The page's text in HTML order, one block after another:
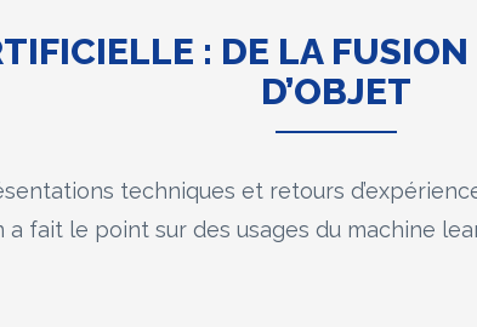
: DE LA
D’OBJET
techniques et retours
a fait le point sur des usages du machine